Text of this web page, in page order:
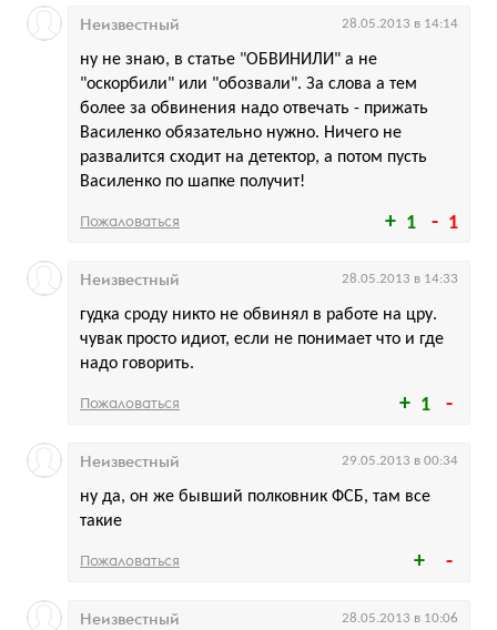
1 1
ну не знаю, в статье "ОБВИНИЛИ" а не
"оскорбили" или "обозвали". За слова а тем
более за обвинения надо отвечать - прижать
Василенко обязательно нужно. Ничего не
развалится сходит на детектор, а потом пусть
Василенко по шапке получит!
Неизвестный 28.05.2013 в 14:14
Пожаловаться
1
гудка сроду никто не обвинял в работе на цру.
чувак просто идиот, если не понимает что и где
надо говорить.
Неизвестный 28.05.2013 в 14:33
Пожаловаться
ну да, он же бывший полковник ФСБ, там все
такие
Неизвестный 29.05.2013 в 00:34
Пожаловаться
Неизвестный 28.05.2013 в 10:06